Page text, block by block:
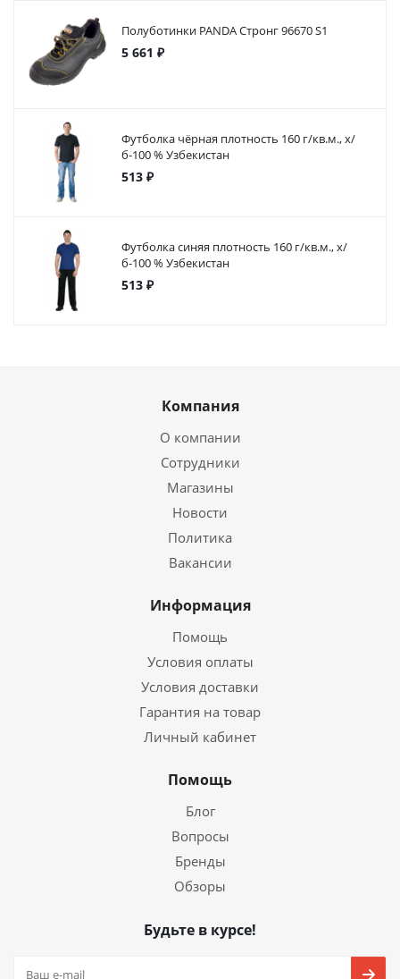
Полуботинки PANDA Стронг 96670 S1
5 661 ₽
Футболка чёрная плотность 160 г/кв.м., х/
б-100 % Узбекистан
513 ₽
Футболка синяя плотность 160 г/кв.м., х/
б-100 % Узбекистан
513 ₽
Компания
О компании
Сотрудники
Магазины
Новости
Политика
Вакансии
Информация
Помощь
Условия оплаты
Условия доставки
Гарантия на товар
Личный кабинет
Помощь
Блог
Вопросы
Бренды
Обзоры
Будьте в курсе!